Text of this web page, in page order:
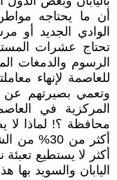
أن ما يحتاجه
الوادي الجديد
تحتاج عشرات
الرسوم والدمغات
للعاصمة لإنهاء
محافظة ؟! لماذا لا
أكثر لا يستطيع
اليابان والسويد